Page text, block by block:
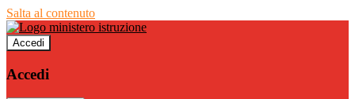
Salta al contenuto
Accedi
Accedi